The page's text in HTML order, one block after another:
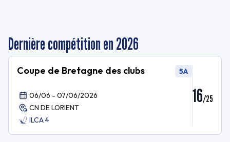
Dernière compétition en 2026
Coupe de Bretagne des clubs 5A
06/06 - 07/06/2026
CN DE LORIENT
ILCA 4
16/25